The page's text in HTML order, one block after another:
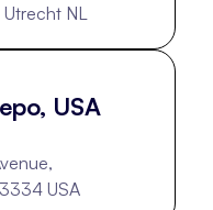
NL
USA
USA